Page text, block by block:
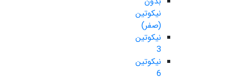
نیکوتین
(صفر)
نیکوتین
3
نیکوتین
6